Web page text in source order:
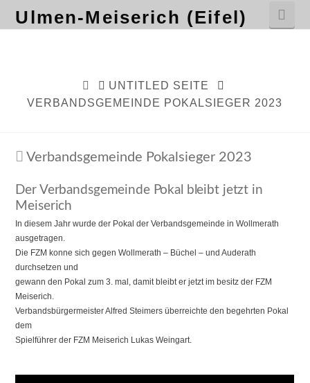
Ulmen-Meiserich (Eifel)
HOMEUNTITLED SEITE
VERBANDSGEMEINDE POKALSIEGER 2023
Verbandsgemeinde Pokalsieger 2023
Der Verbandsgemeinde Pokal bleibt jetzt in
Meiserich
In diesem Jahr wurde der Pokal der Verbandsgemeinde in Wollmerath
ausgetragen.
Die FZM konne sich gegen Wollmerath – Büchel – und Auderath
durchsetzen und
gewann den Pokal zum 3. mal, damit bleibt er jetzt im besitz der FZM
Meiserich.
Verbandsbürgermeister Alfred Steimers überreichte den begehrten Pokal
dem
Spielführer der FZM Meiserich Lukas Weingart.